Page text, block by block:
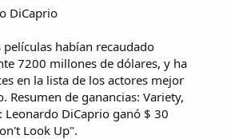
DiCaprio
películas habían recaudado
7200 millones de dólares, y ha
en la lista de los actores mejor
Resumen de ganancias: Variety,
Leonardo DiCaprio ganó $ 30
Look Up".